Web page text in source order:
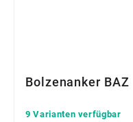
Bolzenanker BAZ
9 Varianten verfügbar